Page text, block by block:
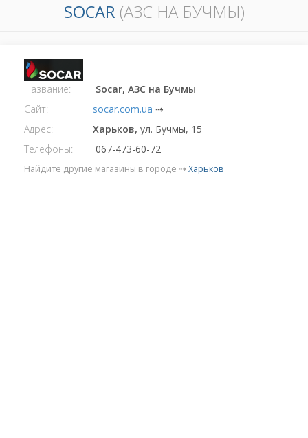
SOCAR (АЗС НА БУЧМЫ)
Название:
Socar, АЗС на Бучмы
Сайт:
socar.com.ua ⇢
Адрес:
Харьков, ул. Бучмы, 15
Телефоны:
067-473-60-72
Найдите другие магазины в городе ⇢ Харьков